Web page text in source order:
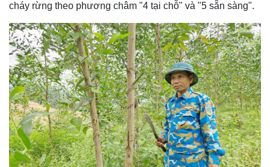
Biển đảo
cháy rừng theo phương châm "4 tại chỗ" và "5 sẵn sàng".